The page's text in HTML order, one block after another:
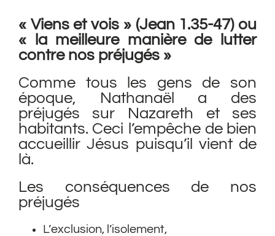
« Viens et vois » (Jean 1.35-47) ou
« la meilleure manière de lutter
contre nos préjugés »
Comme tous les gens de son
époque, Nathanaël a des
préjugés sur Nazareth et ses
habitants. Ceci l’empêche de bien
accueillir Jésus puisqu’il vient de
là.
Les conséquences de nos
préjugés
L’exclusion, l’isolement,